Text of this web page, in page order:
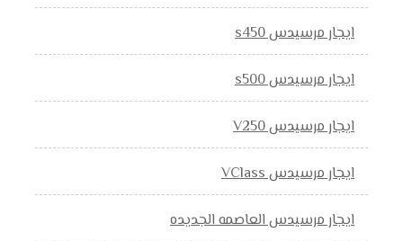
ايجار مرسيدس s450
ايجار مرسيدس s500
ايجار مرسيدس V250
ايجار مرسيدس VClass
ايجار مرسيدس العاصمه الجديده